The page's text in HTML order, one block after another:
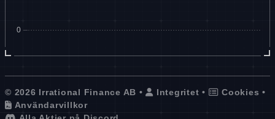
© 2026 Irrational Finance AB • Integritet • Cookies •
Användarvillkor